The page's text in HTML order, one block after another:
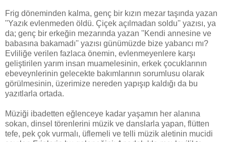
Frig döneminden kalma, genç bir kızın mezar taşında yazan
''Yazık evlenmeden öldü. Çiçek açılmadan soldu'' yazısı, ya
da; genç bir erkeğin mezarında yazan ''Kendi annesine ve
babasına bakamadı'' yazısı günümüzde bize yabancı mı?
Evliliğe verilen fazlaca önemin, evlenmeyenlere karşı
geliştirilen yarım insan muamelesinin, erkek çocuklarının
ebeveynlerinin gelecekte bakımlarının sorumlusu olarak
görülmesinin, üzerimize nereden yapışıp kaldığı da bu
yazıtlarla ortada.
Müziği ibadetten eğlenceye kadar yaşamın her alanına
sokan, dinsel törenlerini müzik ve danslarla yapan, flütten
tefe, pek çok vurmalı, üflemeli ve telli müzik aletinin mucidi